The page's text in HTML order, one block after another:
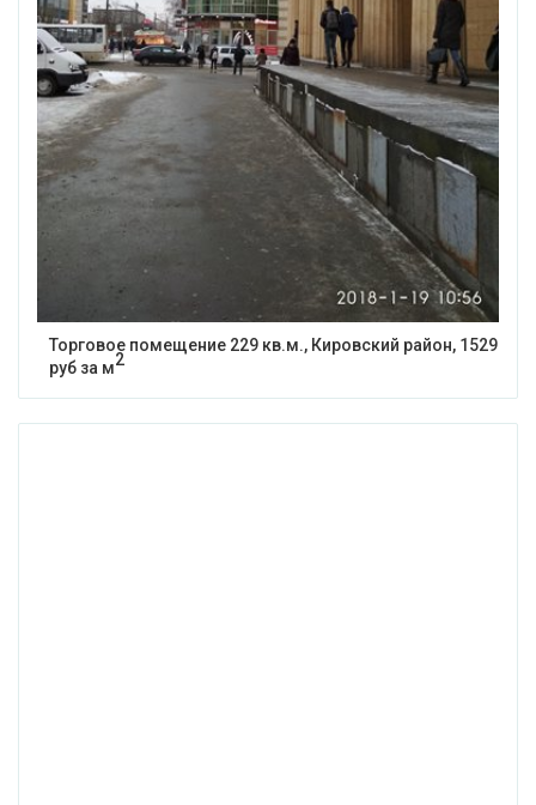
Торговое помещение 229 кв.м., Кировский район, 1529
руб за м2